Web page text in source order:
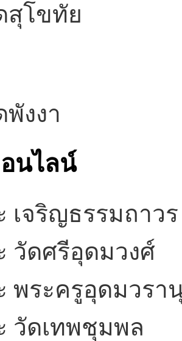
สุโขทัย
พังงา
นไลน์
เจริญธรรมถาวร
วัดศรีอุดมวงศ์
พระครูอุดมวรา
วัดเทพชุมพล